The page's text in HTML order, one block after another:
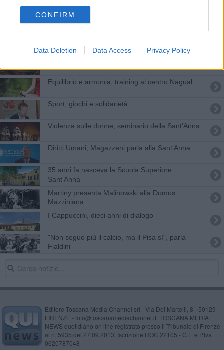
CONFIRM
Data Deletion Data Access Privacy Policy
"La pace non è un'eccezione ma il principio"
Equilibrio e armonia, training al centro Nagual
Sport, giochi e solidarietà
Violenza sulle donne, seminario della Sant'Anna
Diritti Umani, Magazzeni parla alla Sant'Anna
35 anni fa nasceva la Scuola Superiore
Sant'Anna
Martiny presenta Malinowski alla Domus
Mazziniana
I Cappuccini, dieci anni di dialogo
"Non seguo più il calcio, ma il Pisa sì", parla
Fialdini
Editore Toscana Media Channel srl - Via Dei Martelli, 8 - 50129
FIRENZE - info@toscanamediachannel.it. TOSCANA MEDIA
NEWS quotidiano on line registrato presso il Tribunale di Firenze
al n. 5935 del 27.09.2013. Iscrizione ROC 22105 - C.F. e P.Iva
0620787048